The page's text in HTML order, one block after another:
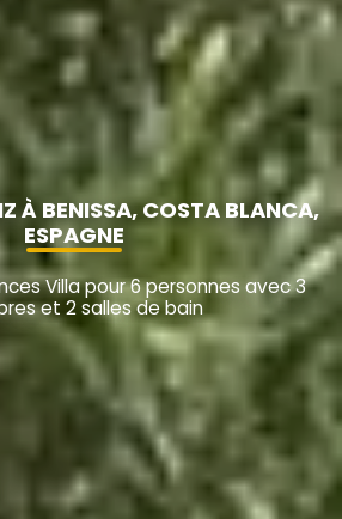
À BENISSA, COSTA BLANCA,
ESPAGNE
Villa pour 6 personnes avec 3
et 2 salles de bain